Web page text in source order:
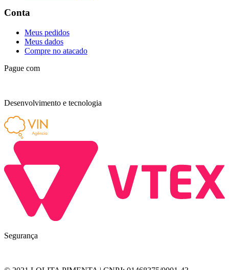
Conta
Meus pedidos
Meus dados
Compre no atacado
Pague com
Desenvolvimento e tecnologia
Segurança